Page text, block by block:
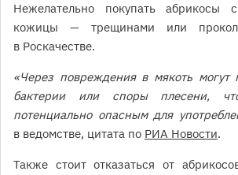
Нежелательно покупать абрикосы
кожицы — трещинами или
в Роскачестве.
«Через повреждения в мякоть могут
бактерии или споры плесени,
потенциально опасным для
в ведомстве, цитата по РИА Новости.
Также стоит отказаться от